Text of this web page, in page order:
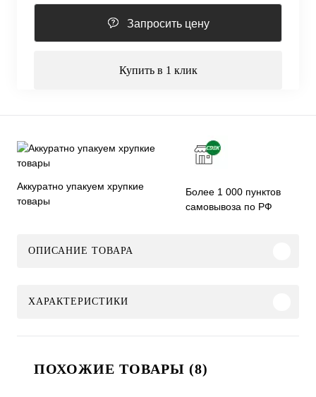
Запросить цену
Купить в 1 клик
Аккуратно упакуем хрупкие
товары
Более 1 000 пунктов
самовывоза по РФ
ОПИСАНИЕ ТОВАРА
ХАРАКТЕРИСТИКИ
ПОХОЖИЕ ТОВАРЫ (8)